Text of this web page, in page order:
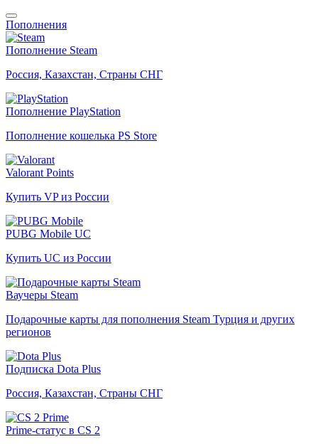
Пополнения
Пополнение Steam
Россия, Казахстан, Страны СНГ
Пополнение PlayStation
Пополнение кошелька PS Store
Valorant Points
Купить VP из России
PUBG Mobile UC
Купить UC из России
Ваучеры Steam
Подарочные карты для пополнения Steam Турция и других
регионов
Подписка Dota Plus
Россия, Казахстан, Страны СНГ
Prime-статус в CS 2